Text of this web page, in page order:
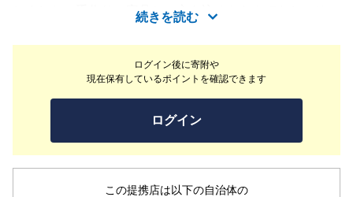
ログイン後に寄附や
現在保有しているポイントを確認できます
ログイン
この提携店は以下の自治体の
しました。手作りの家具と、心を込めたおもてなし。ゆっ
たりと流れるくつろぎの時間をお過ごしください。
続きを読む